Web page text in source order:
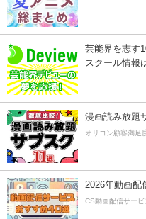
芸能界を志す
スクール情報
漫画読み放題
オリコン顧客満足
2026年動画配
CS動画配信サービ